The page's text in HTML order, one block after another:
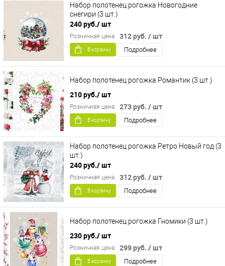
Набор полотенец рогожка Новогодние
снегири (3 шт.)
240 руб./ шт
312 руб. / шт
Розничная цена
В корзину Подробнее
Набор полотенец рогожка Романтик (3 шт.)
210 руб./ шт
273 руб. / шт
Розничная цена
В корзину Подробнее
Набор полотенец рогожка Ретро Новый год (3
шт.)
240 руб./ шт
312 руб. / шт
Розничная цена
В корзину Подробнее
Набор полотенец рогожка Гномики (3 шт.)
230 руб./ шт
299 руб. / шт
Розничная цена
В корзину Подробнее